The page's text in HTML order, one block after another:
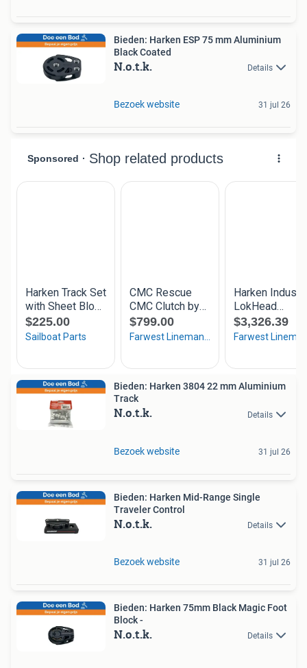
Bieden: Harken ESP 75 mm Aluminium
Black Coated
N.o.t.k. Details
Bezoek website 31 jul 26
Bieden: Harken 3804 22 mm Aluminium
Track
N.o.t.k. Details
Bezoek website 31 jul 26
Bieden: Harken Mid-Range Single
Traveler Control
N.o.t.k. Details
Bezoek website 31 jul 26
Bieden: Harken 75mm Black Magic Foot
Block -
N.o.t.k. Details